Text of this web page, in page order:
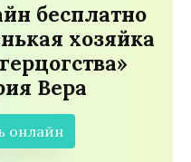
бесплатно
хозяйка
Вера
онлайн